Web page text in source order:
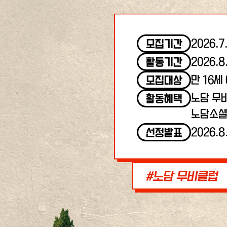
모집기간
활동기간
모집대상
만 16세
활동혜택
노담 무
노담소
선정발표